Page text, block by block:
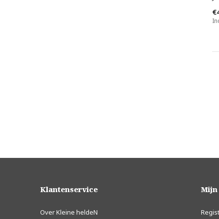
Klantenservice
Over Kleine heldeN
Mijn